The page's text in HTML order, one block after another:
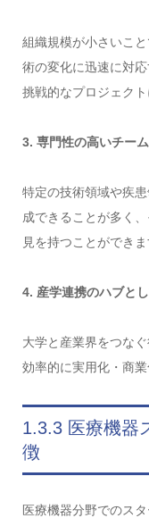
組織規模が小さいこ
術の変化に迅速に対
挑戦的なプロジェク
3. 専門性の高いチーム
特定の技術領域や疾
成できることが多く
見を持つことができま
4. 産学連携のハブと
大学と産業界をつな
効率的に実用化・商業
1.3.3 医療機器
徴
医療機器分野でのス